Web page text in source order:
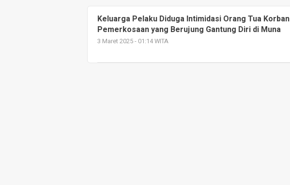
Keluarga Pelaku Diduga Intimidasi Orang Tua Korban
Pemerkosaan yang Berujung Gantung Diri di Muna
3 Maret 2025 - 01:14 WITA